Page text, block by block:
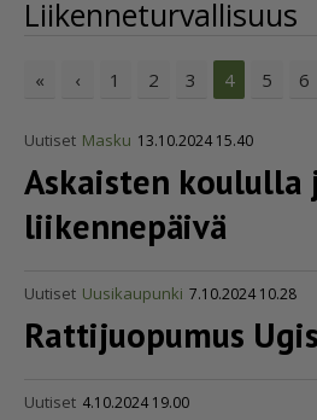
Liikenneturvallisuus
« ‹ 1 2 3 4 5 6
Uutiset Masku 13.10.2024 15.40
Askaisten
liikennepäivä
Uutiset Uusikaupunki 7.10.2024 10.28
Rattijuopumus
Uutiset 4.10.2024 19.00